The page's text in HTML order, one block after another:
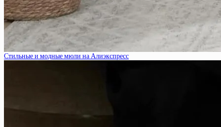
Стильные и модные мюли на Алиэкспресс